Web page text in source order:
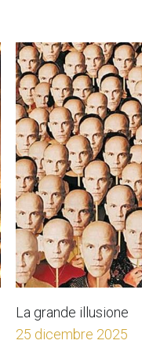
La grande illusione
25 dicembre 2025